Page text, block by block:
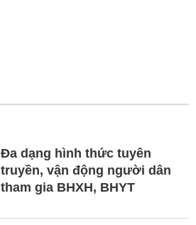
Đa dạng hình thức tuyên
truyền, vận động người dân
tham gia BHXH, BHYT